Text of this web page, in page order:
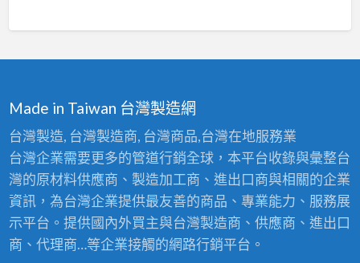
洗
適
耐
用
首
選
！
中
茶
佳
績
！
專
業
茶
葉
批
發
供
應
方
美
人
比
賽
茶
批
發
：
台
灣
Made in Taiwan 台灣製造網
台灣製造, 台灣製造商, 台灣商品,台灣在地服務業
台灣企業需要更多的管道行銷全球，本平台收錄與彙整台
灣的原材料供應商、製造加工商、進出口商與相關的企業
資訊，為台灣企業提供最友善的商品、專業能力、服務展
示平台。提供國內外買主與台灣製造商、供應商、進出口
商、代理商…等企業接觸的網路行銷平台。